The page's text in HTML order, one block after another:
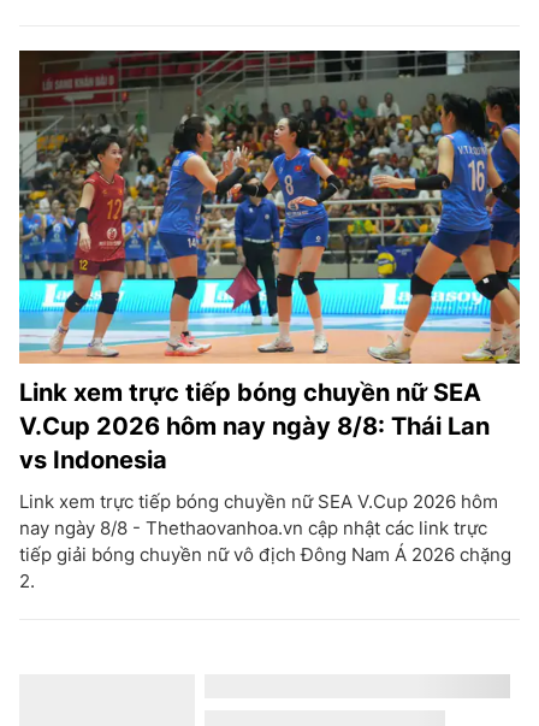
Link xem trực tiếp bóng chuyền nữ SEA
V.Cup 2026 hôm nay ngày 8/8: Thái Lan
vs Indonesia
Link xem trực tiếp bóng chuyền nữ SEA V.Cup 2026 hôm
nay ngày 8/8 - Thethaovanhoa.vn cập nhật các link trực
tiếp giải bóng chuyền nữ vô địch Đông Nam Á 2026 chặng
2.